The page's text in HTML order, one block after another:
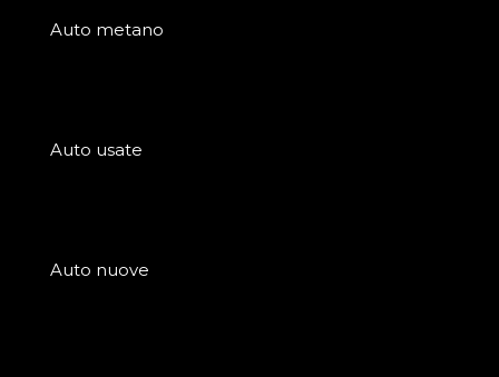
Auto metano
Auto usate
Auto nuove